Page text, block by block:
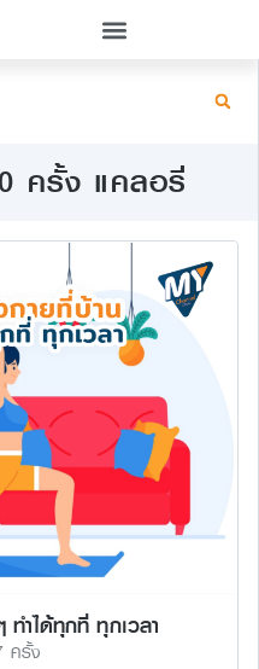
ครั้ง แคลอรี่
ทำได้ทุกที่ ทุกเวลา
ครั้ง